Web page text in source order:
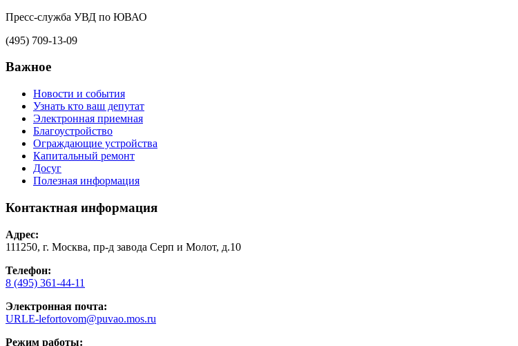
Пресс-служба УВД по ЮВАО
(495) 709-13-09
Важное
Новости и события
Узнать кто ваш депутат
Электронная приемная
Благоустройство
Ограждающие устройства
Капитальный ремонт
Досуг
Полезная информация
Контактная информация
Адрес:
111250, г. Москва, пр-д завода Серп и Молот, д.10
Телефон:
8 (495) 361-44-11
Электронная почта:
URLE-lefortovom@puvao.mos.ru
Режим работы: